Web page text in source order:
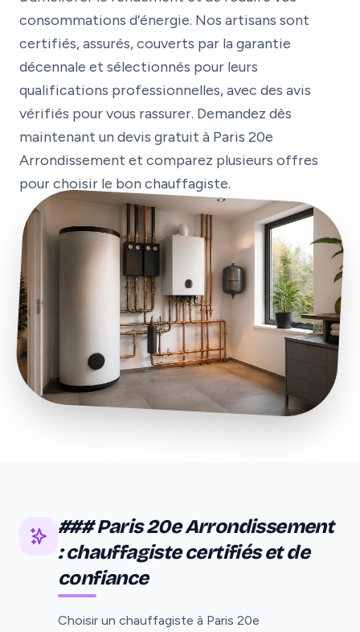
consommations d’énergie. Nos artisans sont
certifiés, assurés, couverts par la garantie
décennale et sélectionnés pour leurs
qualifications professionnelles, avec des avis
vérifiés pour vous rassurer. Demandez dès
maintenant un devis gratuit à Paris 20e
Arrondissement et comparez plusieurs offres
pour choisir le bon chauffagiste.
### Paris 20e Arrondissement
: chauffagiste certifiés et de
confiance
Choisir un chauffagiste à Paris 20e